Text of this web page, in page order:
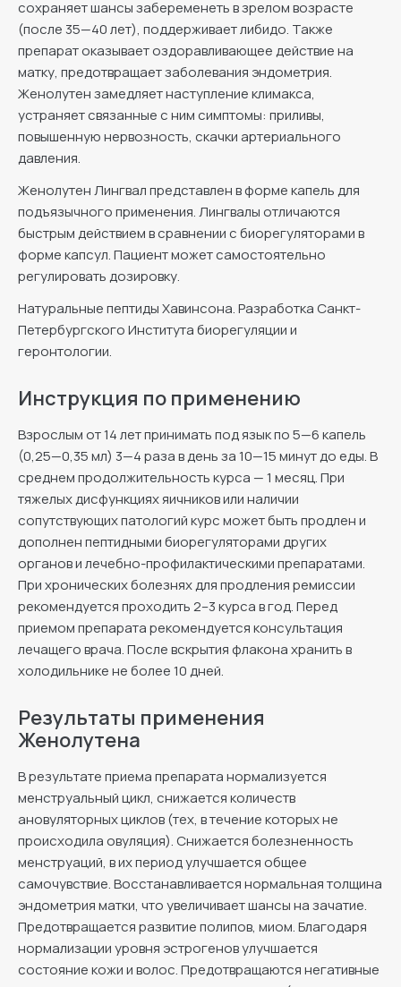
сохраняет шансы забеременеть в зрелом возрасте
(после 35—40 лет), поддерживает либидо. Также
препарат оказывает оздоравливающее действие на
матку, предотвращает заболевания эндометрия.
Женолутен замедляет наступление климакса,
устраняет связанные с ним симптомы: приливы,
повышенную нервозность, скачки артериального
давления.
Женолутен Лингвал представлен в форме капель для
подъязычного применения. Лингвалы отличаются
быстрым действием в сравнении с биорегуляторами в
форме капсул. Пациент может самостоятельно
регулировать дозировку.
Натуральные пептиды Хавинсона. Разработка Санкт-
Петербургского Института биорегуляции и
геронтологии.
Инструкция по применению
Взрослым от 14 лет принимать под язык по 5—6 капель
(0,25—0,35 мл) 3—4 раза в день за 10—15 минут до еды. В
среднем продолжительность курса — 1 месяц. При
тяжелых дисфункциях яичников или наличии
сопутствующих патологий курс может быть продлен и
дополнен пептидными биорегуляторами других
органов и лечебно-профилактическими препаратами.
При хронических болезнях для продления ремиссии
рекомендуется проходить 2–3 курса в год. Перед
приемом препарата рекомендуется консультация
лечащего врача. После вскрытия флакона хранить в
холодильнике не более 10 дней.
Результаты применения
Женолутена
В результате приема препарата нормализуется
менструальный цикл, снижается количеств
ановуляторных циклов (тех, в течение которых не
происходила овуляция). Снижается болезненность
менструаций, в их период улучшается общее
самочувствие. Восстанавливается нормальная толщина
эндометрия матки, что увеличивает шансы на зачатие.
Предотвращается развитие полипов, миом. Благодаря
нормализации уровня эстрогенов улучшается
состояние кожи и волос. Предотвращаются негативные